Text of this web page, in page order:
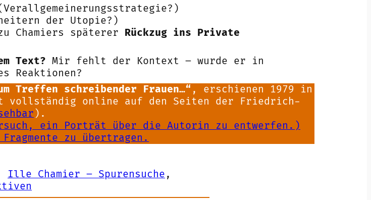
der Utopie?)
Chamiers späterer Rückzug ins Private
Text? Mir fehlt der Kontext – wurde er in
Reaktionen?
Treffen schreibender Frauen…“ , erschienen 1979 in
vollständig online auf den Seiten der Friedrich-
).
ein Porträt über die Autorin zu entwerfen.)
zu übertragen.
Ille Chamier – Spurensuche